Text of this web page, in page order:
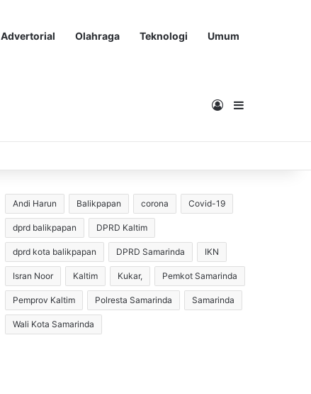
Advertorial Olahraga Teknologi Umum
MasukSidebar
Andi Harun Balikpapan corona Covid-19
dprd balikpapan DPRD Kaltim
dprd kota balikpapan DPRD Samarinda IKN
Isran Noor Kaltim Kukar, Pemkot Samarinda
Pemprov Kaltim Polresta Samarinda Samarinda
Wali Kota Samarinda